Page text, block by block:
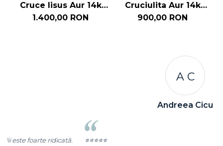
Cruce Iisus Aur 14k
Design Radial
1.400,00 RON
Cruciulita Aur 14k
Pietre Zirconia Negre
900,00 RON
⭐⭐⭐⭐⭐